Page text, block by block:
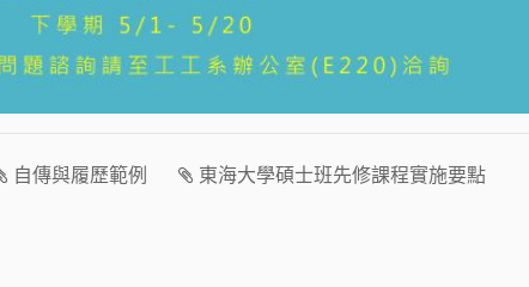
自傳與履歷範例 東海大學碩士班先修課程實施要點